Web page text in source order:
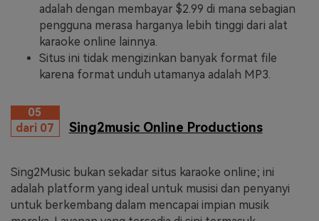
adalah dengan membayar $2.99 di mana sebagian
pengguna merasa harganya lebih tinggi dari alat
karaoke online lainnya.
Situs ini tidak mengizinkan banyak format file
karena format unduh utamanya adalah MP3.
05
dari 07
Sing2music Online Productions
Sing2Music bukan sekadar situs karaoke online; ini
adalah platform yang ideal untuk musisi dan penyanyi
untuk berkembang dalam mencapai impian musik